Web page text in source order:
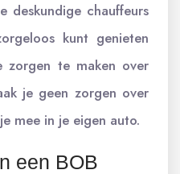
deskundige chauffeurs
kunt genieten
zorgen te maken over
je geen zorgen over
mee in je eigen auto.
een BOB